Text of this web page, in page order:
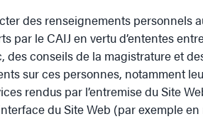
des renseignements personnels
par le CAIJ en vertu d’ententes
des conseils de la magistrature et
sur ces personnes, notamment
rendus par l’entremise du Site
du Site Web (par exemple